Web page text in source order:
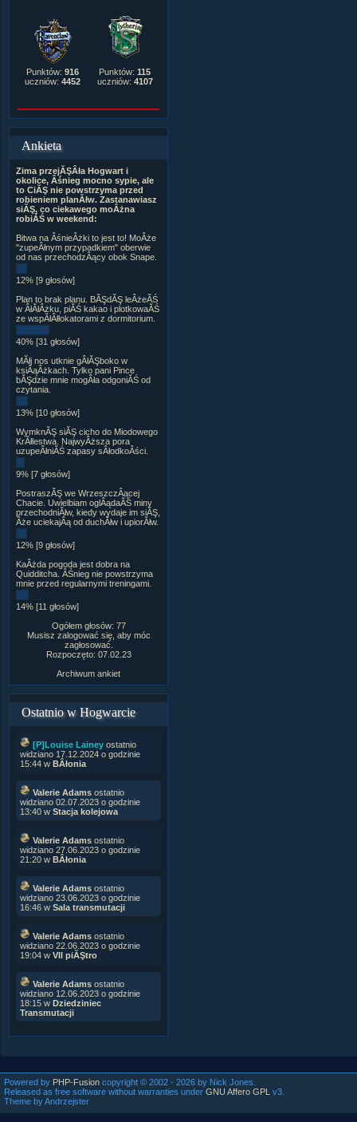
Punktów: 916
uczniów: 4452
Punktów: 115
uczniów: 4107
Ankieta
Zima przejĂŞÂła Hogwart i
okolice, Âśnieg mocno sypie, ale
to CiĂŞ nie powstrzyma przed
robieniem planĂłw. Zastanawiasz
siĂŞ, co ciekawego moÂżna
robiĂŚ w weekend:
Bitwa na ÂśnieÂżki to jest to! MoÂże
"zupeÂłnym przypadkiem" oberwie
od nas przechodzÂący obok Snape.
12% [9 głosów]
Plan to brak planu. BĂŞdĂŞ leÂżeĂŚ
w ÂłĂłÂżku, piĂŚ kakao i plotkowaĂŚ
ze wspĂłÂłlokatorami z dormitorium.
40% [31 głosów]
MĂłj nos utknie gÂłĂŞboko w
ksiÂąÂżkach. Tylko pani Pince
bĂŞdzie mnie mogÂła odgoniĂŚ od
czytania.
13% [10 głosów]
WymknĂŞ siĂŞ cicho do Miodowego
KrĂłlestwa. NajwyÂższa pora
uzupeÂłniĂŚ zapasy sÂłodkoÂści.
9% [7 głosów]
PostraszĂŞ we WrzeszczÂącej
Chacie. Uwielbiam oglÂądaĂŚ miny
przechodniĂłw, kiedy wydaje im siĂŞ,
Âże uciekajÂą od duchĂłw i upiorĂłw.
12% [9 głosów]
KaÂżda pogoda jest dobra na
Quidditcha. ÂŚnieg nie powstrzyma
mnie przed regularnymi treningami.
14% [11 głosów]
Ogółem głosów: 77
Musisz zalogować się, aby móc
zagłosować.
Rozpoczęto: 07.02.23
Archiwum ankiet
Ostatnio w Hogwarcie
[P]Louise Lainey ostatnio
widziano 17.12.2024 o godzinie
15:44 w BÂłonia
Valerie Adams ostatnio
widziano 02.07.2023 o godzinie
13:40 w Stacja kolejowa
Valerie Adams ostatnio
widziano 27.06.2023 o godzinie
21:20 w BÂłonia
Valerie Adams ostatnio
widziano 23.06.2023 o godzinie
16:46 w Sala transmutacji
Valerie Adams ostatnio
widziano 22.06.2023 o godzinie
19:04 w VII piĂŞtro
Valerie Adams ostatnio
widziano 12.06.2023 o godzinie
18:15 w Dziedziniec
Transmutacji
Powered by PHP-Fusion copyright © 2002 - 2026 by Nick Jones.
Released as free software without warranties under GNU Affero GPL
v3.
Theme by Andrzejster